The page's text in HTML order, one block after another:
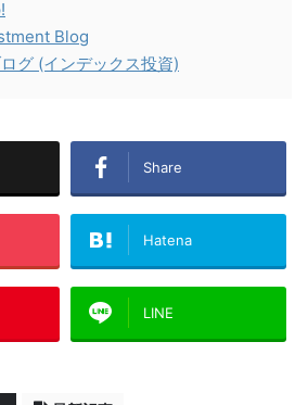
Blog
グ (インデックス投資)
Share
Hatena
LINE